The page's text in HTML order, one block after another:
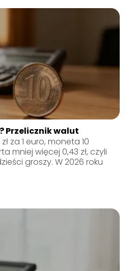
Przelicznik walut
za 1 euro, moneta 10
mniej więcej 0,43 zł, czyli
groszy. W 2026 roku